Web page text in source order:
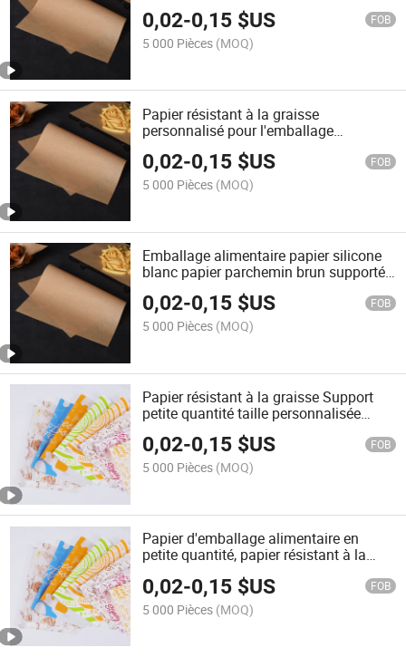
0,02-0,15 $US FOB
5 000 Pièces (MOQ)
Papier résistant à la graisse
personnalisé pour l'emballage
0,02-0,15 $US FOB
5 000 Pièces (MOQ)
Emballage alimentaire papier silicone
blanc papier parchemin brun supporté
impression de logo personnalisé
0,02-0,15 $US FOB
5 000 Pièces (MOQ)
Papier résistant à la graisse Support
petite quantité taille personnalisée
impression personnalisée logo
0,02-0,15 $US FOB
5 000 Pièces (MOQ)
Papier d'emballage alimentaire en
petite quantité, papier résistant à la
0,02-0,15 $US FOB
5 000 Pièces (MOQ)